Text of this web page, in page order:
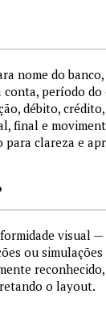
nome do
conta, período
débito,
final e
clareza e
visual
ou
o layout.